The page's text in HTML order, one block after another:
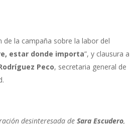
de la campaña sobre la labor del
estar donde importa”, y clausura a
Peco, secretaria general de
desinteresada de Sara Escudero,